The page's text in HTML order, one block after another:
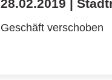
28.02.2019 |
Geschäft verschoben